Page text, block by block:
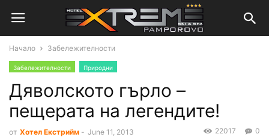
Начало Забележителности
Забележителности Природни
Дяволското гърло –
пещерата на легендите!
от Хотел Екстрийм - June 11, 2013 0
22017